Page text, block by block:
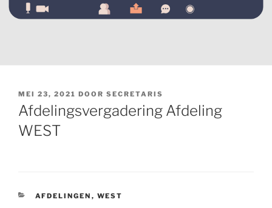
GEPLAATST
OP
MEI 23, 2021 DOOR SECRETARIS
Afdelingsvergadering Afdeling
WEST
CATEGORIEËN
AFDELINGEN , WEST